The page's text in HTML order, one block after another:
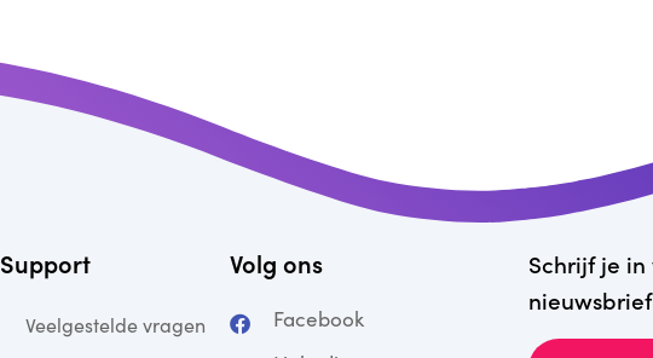
Support
Veelgestelde vragen
Volg ons
Facebook
Schrijf je
nieuwsbrief